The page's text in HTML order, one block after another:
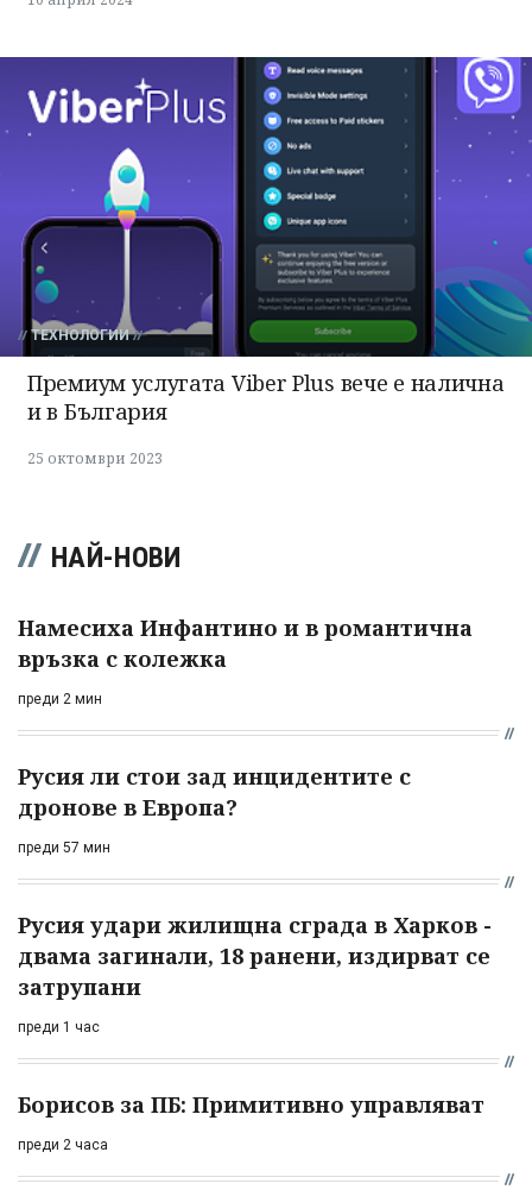
ТЕХНОЛОГИИ
Премиум услугата Viber Plus вече е налична
и в България
25 октомври 2023
НАЙ-НОВИ
Намесиха Инфантино и в романтична
връзка с колежка
преди 2 мин
Русия ли стои зад инцидентите с
дронове в Европа?
преди 57 мин
Русия удари жилищна сграда в Харков -
двама загинали, 18 ранени, издирват се
затрупани
преди 1 час
Борисов за ПБ: Примитивно управляват
преди 2 часа